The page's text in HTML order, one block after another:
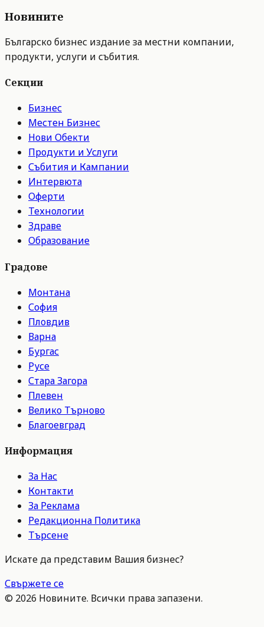
Новините
Българско бизнес издание за местни компании,
продукти, услуги и събития.
Секции
Бизнес
Местен Бизнес
Нови Обекти
Продукти и Услуги
Събития и Кампании
Интервюта
Оферти
Технологии
Здраве
Образование
Градове
Монтана
София
Пловдив
Варна
Бургас
Русе
Стара Загора
Плевен
Велико Търново
Благоевград
Информация
За Нас
Контакти
За Реклама
Редакционна Политика
Търсене
Искате да представим Вашия бизнес?
Свържете се
© 2026 Новините. Всички права запазени.